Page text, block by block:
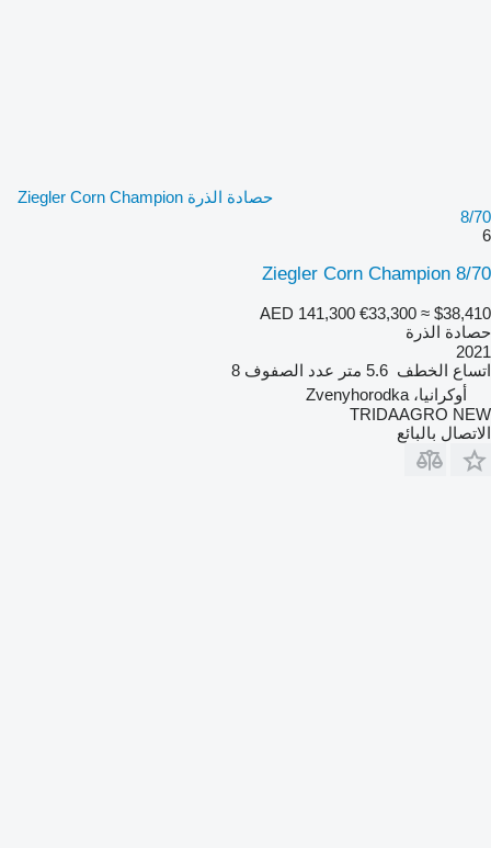
حصادة الذرة Ziegler Corn Champion
8/70
6
Ziegler Corn Champion 8/70
AED 141,300 €33,300 ≈ $38,410
حصادة الذرة
2021
اتساع الخطف 5.6 متر عدد الصفوف 8
أوكرانيا، Zvenyhorodka
TRIDAAGRO NEW
الاتصال بالبائع